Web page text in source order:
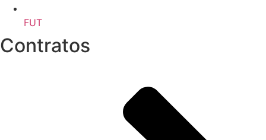
FUT
Contratos